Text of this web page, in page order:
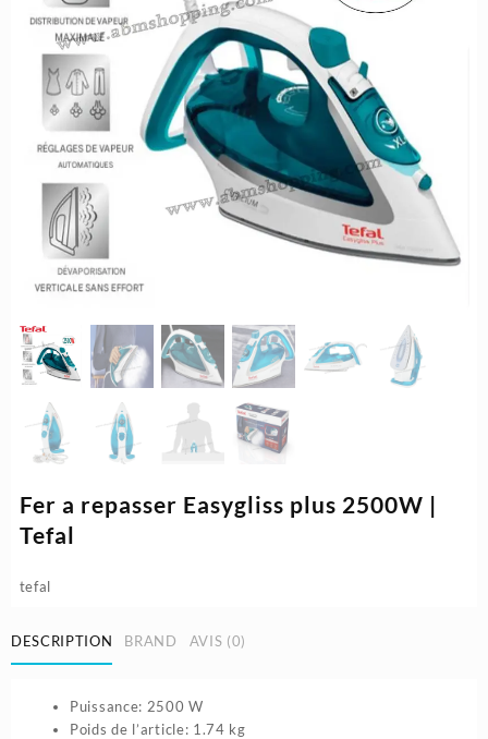
Fer a repasser Easygliss plus 2500W |
Tefal
tefal
DESCRIPTION BRAND AVIS (0)
Puissance: ‎2500 W
Poids de l’article: ‎1.74 kg